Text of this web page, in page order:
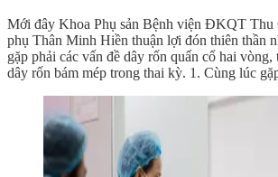
Mới đây Khoa Phụ sản Bệnh viện ĐKQT Thu
phụ Thân Minh Hiền thuận lợi đón thiên thần
gặp phải các vấn đề dây rốn quấn cổ hai
dây rốn bám mép trong thai kỳ. 1. Cùng lúc